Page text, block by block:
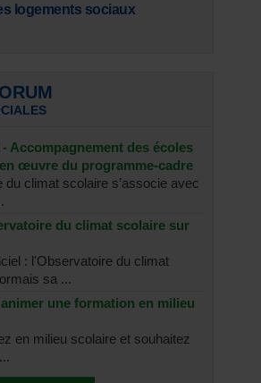
logements sociaux
- Accompagnement des écoles
œuvre du programme-cadre
du climat scolaire s’associe avec
du climat scolaire sur
: l'Observatoire du climat
sa ...
une formation en milieu
en milieu scolaire et souhaitez